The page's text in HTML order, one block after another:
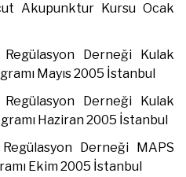
Akupunktur Kursu Ocak
Derneği Kulak
Mayıs 2005 İstanbul
Derneği Kulak
Haziran 2005 İstanbul
Derneği MAPS
Ekim 2005 İstanbul